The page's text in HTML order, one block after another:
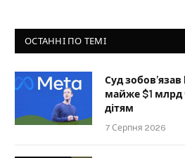
ОСТАННІ ПО ТЕМІ
Суд
майже $1 млрд
дітям
7 Серпня 2026